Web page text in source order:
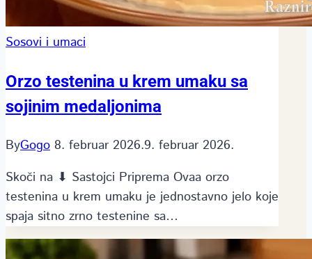
Sosovi i umaci
Orzo testenina u krem umaku sa
sojinim medaljonima
ByGogo 8. februar 2026.9. februar 2026.
Skoči na ⬇ Sastojci Priprema Ovaa orzo
testenina u krem umaku je jednostavno jelo koje
spaja sitno zrno testenine sa…